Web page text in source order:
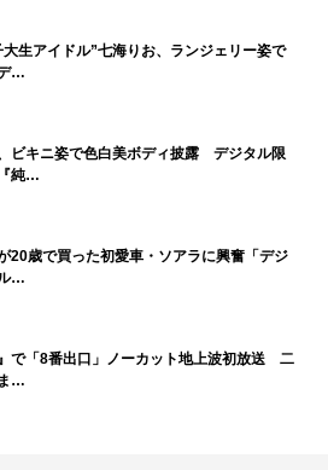
大生アイドル”七海りお、ランジェリー姿で
…
ビキニ姿で色白美ボディ披露 デジタル限
純…
20歳で買った初愛車・ソアラに興奮「デジ
…
』で「8番出口」ノーカット地上波初放送 二
…